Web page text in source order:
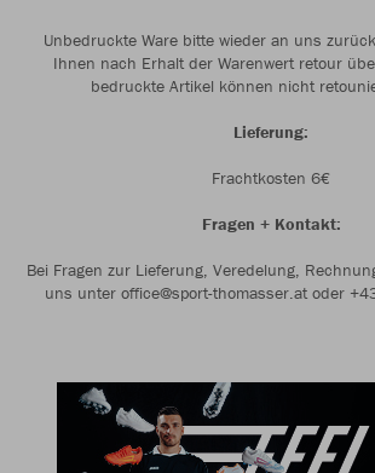
Unbedruckte Ware bitte wieder an uns
Ihnen nach Erhalt der Warenwert retour
bedruckte Artikel können nicht
Lieferung:
Frachtkosten 6€
Fragen + Kontakt:
Bei Fragen zur Lieferung, Veredelung,
uns unter office@sport-thomasser.at oder